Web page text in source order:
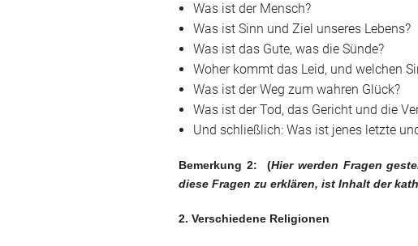
Was ist der Mensch?
Was ist Sinn und Ziel unseres Lebens?
Was ist das Gute, was die Sünde?
Woher kommt das Leid, und welchen
Was ist der Weg zum wahren Glück?
Was ist der Tod, das Gericht und die
Und schließlich: Was ist jenes letzte
Bemerkung 2: (Hier werden Fragen
diese Fragen zu erklären, ist Inhalt der
2. Verschiedene Religionen